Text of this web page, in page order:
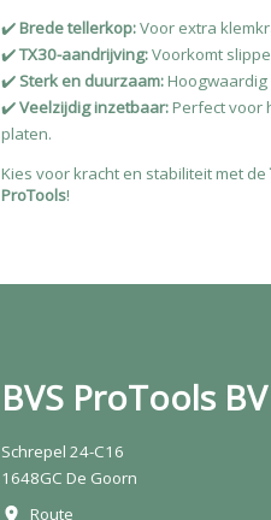
✔️Brede tellerkop:Voor extra
✔️TX30-aandrijving:Voorkomt
✔️Sterk en duurzaam:
✔️Veelzijdig inzetbaar:Perfect voor
platen.
Kies voor kracht en stabiliteit met de
ProTools!
BVS ProTools BV
Schrepel 24-C16
1648GC De Goorn
Route